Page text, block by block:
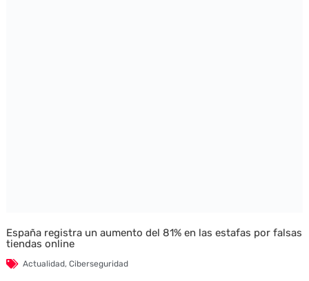
España registra un aumento del 81% en las estafas por falsas
tiendas online
Actualidad, Ciberseguridad